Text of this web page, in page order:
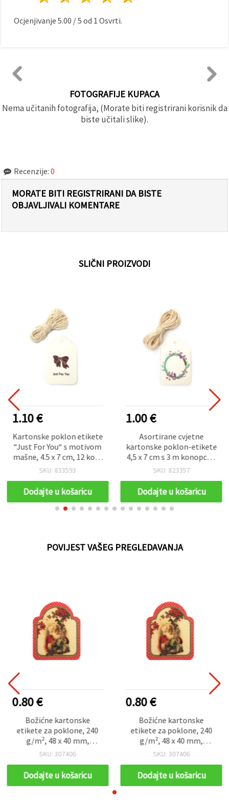
Ocjenjivanje 5.00 /5 od 1 Osvrti.
FOTOGRAFIJE KUPACA
Nema učitanih fotografija, (Morate biti registrirani korisnik da
biste učitali slike).
Recenzije: 0
MORATE BITI REGISTRIRANI DA BISTE
OBJAVLJIVALI KOMENTARE
SLIČNI PROIZVODI
1.10 €
Kartonske poklon etikete
“Just For You“ s motivom
mašne, 4.5 x 7 cm, 12 kom
+ 3 m špage (asorti)
SKU: 833593
Dodajte u košaricu
1.00 €
Asortirane cvjetne
kartonske poklon-etikete
4,5 x 7 cm s 3 m konopca –
set od 12
SKU: 823357
Dodajte u košaricu
POVIJEST VAŠEG PREGLEDAVANJA
0.80 €
Božićne kartonske
etikete za poklone, 240
g/m², 48 x 40 mm,
asortirane – 5 kom
SKU: 307406
Dodajte u košaricu
0.80 €
Božićne kartonske
etikete za poklone, 240
g/m², 48 x 40 mm,
asortirane – 5 kom
SKU: 307406
Dodajte u košaricu